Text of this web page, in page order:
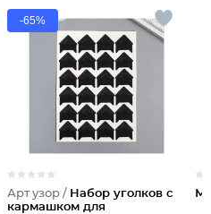
-65%
Арт узор / Набор уголков с
кармашком для